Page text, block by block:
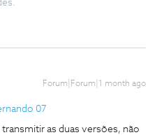
Forum|Forum|1 month ago
07
as duas versões, não